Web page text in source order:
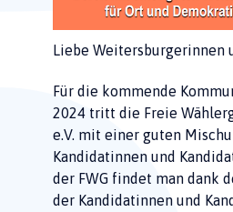
Liebe Weitersburgerinnen
Für die kommende
2024 tritt die Freie
e.V. mit einer guten
Kandidatinnen und
der FWG findet man dank
der Kandidatinnen und